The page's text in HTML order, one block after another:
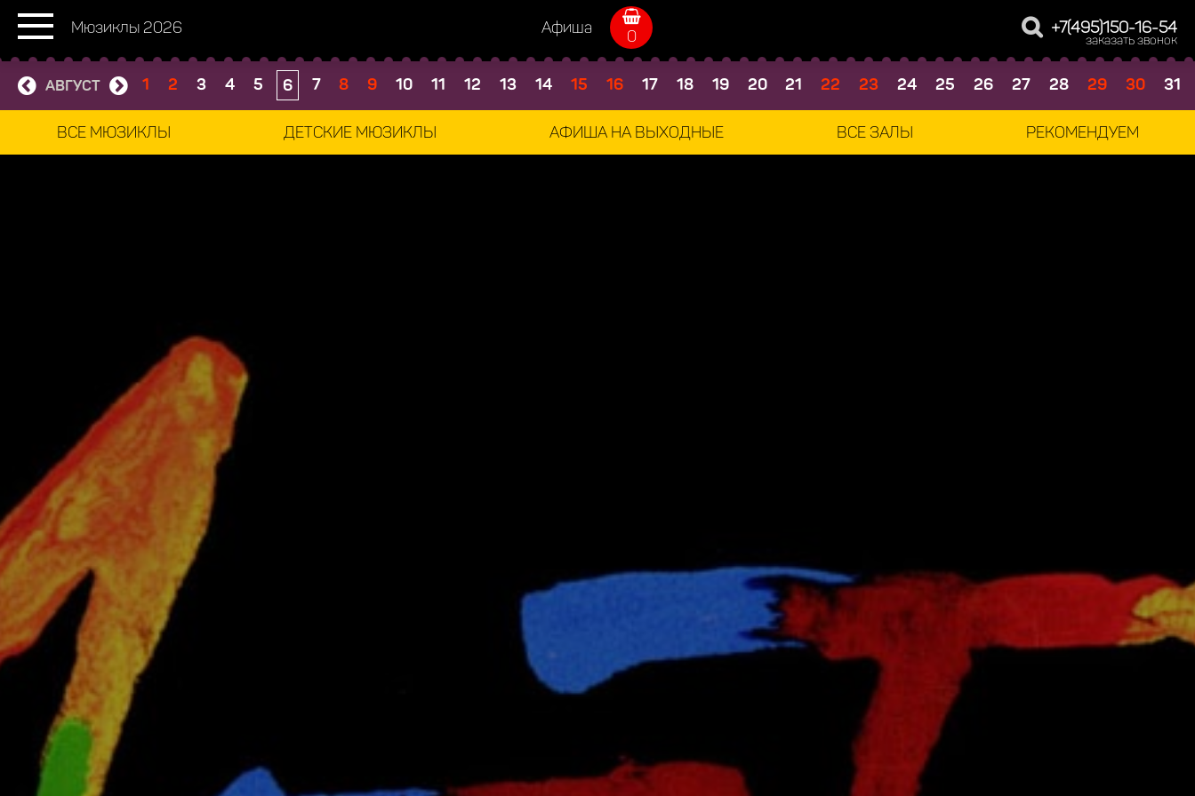
Мюзиклы 2026 Афиша 0 +7(495)150-16-54
заказать звонок
АВГУСТ 1 2 3 4 5 6 7 8 9 10 11 12 13 14 15 16 17 18 19 20 21 22 23 24 25 26 27 28 29 30 31
ВСЕ МЮЗИКЛЫ ДЕТСКИЕ МЮЗИКЛЫ АФИША НА ВЫХОДНЫЕ ВСЕ ЗАЛЫ РЕКОМЕНДУЕМ